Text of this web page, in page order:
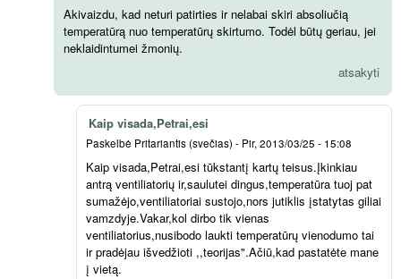
Akivaizdu, kad neturi patirties ir nelabai skiri absoliučią
temperatūrą nuo temperatūrų skirtumo. Todėl būtų geriau, jei
neklaidintumei žmonių.
atsakyti
Kaip visada,Petrai,esi
Paskelbė Pritariantis (svečias) - Pir, 2013/03/25 - 15:08
Kaip visada,Petrai,esi tūkstantį kartų teisus.Įkinkiau
antrą ventiliatorių ir,saulutei dingus,temperatūra tuoj pat
sumažėjo,ventiliatoriai sustojo,nors jutiklis įstatytas giliai
vamzdyje.Vakar,kol dirbo tik vienas
ventiliatorius,nusibodo laukti temperatūrų vienodumo tai
ir pradėjau išvedžioti ,,teorijas".Ačiū,kad pastatėte mane
į vietą.